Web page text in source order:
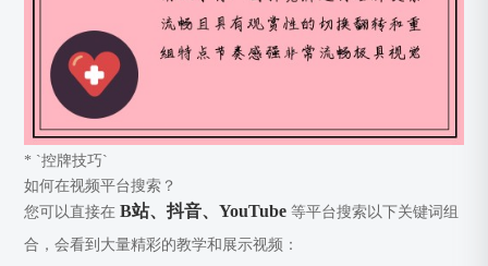
* `控牌技巧`
如何在视频平台搜索？
您可以直接在 B站、抖音、YouTube 等平台搜索以下关键词组
合，会看到大量精彩的教学和展示视频：